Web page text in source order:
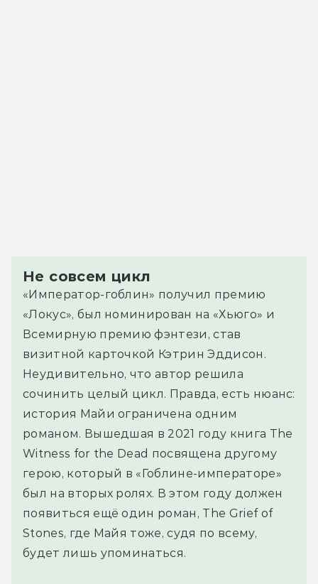
Не совсем цикл
«Император-гоблин» получил премию
«Локус», был номинирован на «Хьюго» и
Всемирную премию фэнтези, став
визитной карточкой Кэтрин Эддисон.
Неудивительно, что автор решила
сочинить целый цикл. Правда, есть нюанс:
история Майи ограничена одним
романом. Вышедшая в 2021 году книга The
Witness for the Dead посвящена другому
герою, который в «Гоблине-императоре»
был на вторых ролях. В этом году должен
появиться ещё один роман, The Grief of
Stones, где Майя тоже, судя по всему,
будет лишь упоминаться.